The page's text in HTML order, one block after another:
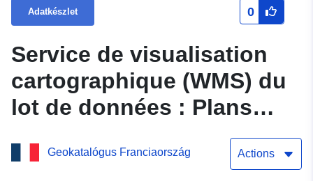
Adatkészlet 0
Service de visualisation
cartographique (WMS) du
lot de données : Plans
locaux d'urbanisme et
plans d'occupation des
Geokatalógus Franciaország Actions